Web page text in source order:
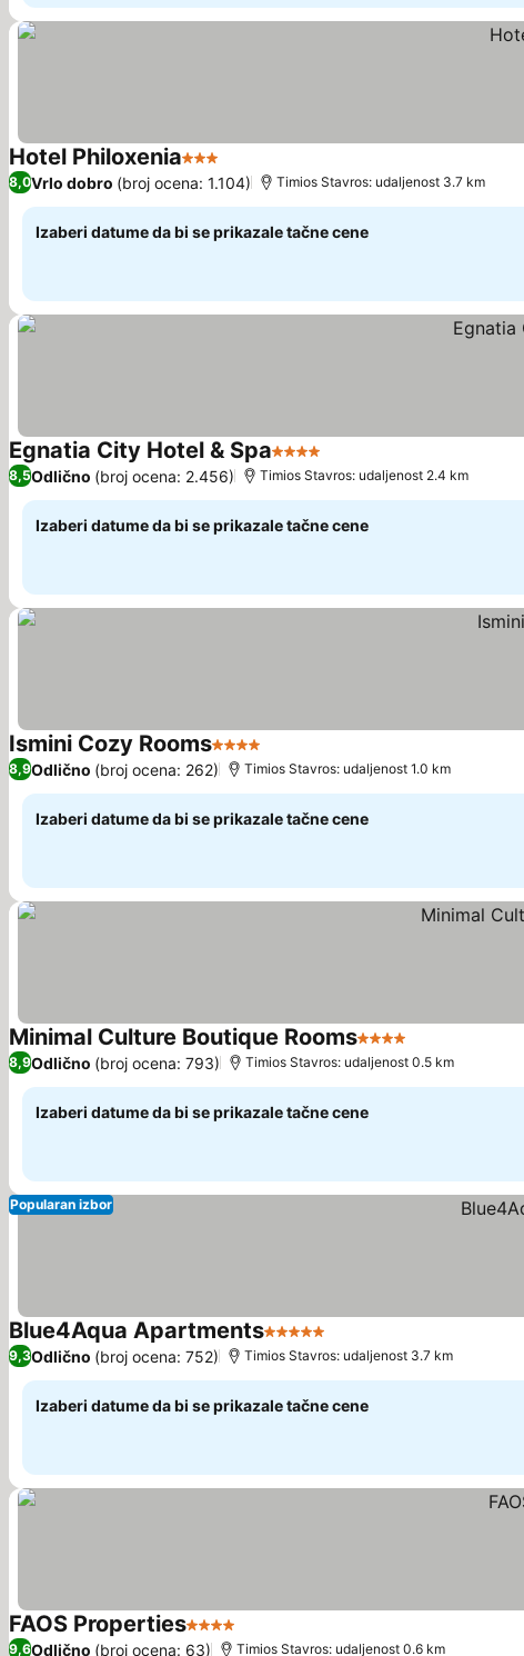
Hotel Philoxenia3 Zvezdice
8,0Vrlo dobro (broj ocena: 1.104) Τimios Stavros: udaljenost 3.7 km
Izaberi datume da bi se prikazale tačne cene
Egnatia City Hotel & Spa4 Zvezdice
8,5Odlično (broj ocena: 2.456) Τimios Stavros: udaljenost 2.4 km
Izaberi datume da bi se prikazale tačne cene
Ismini Cozy Rooms4 Zvezdice
8,9Odlično (broj ocena: 262) Τimios Stavros: udaljenost 1.0 km
Izaberi datume da bi se prikazale tačne cene
Minimal Culture Boutique Rooms4 Zvezdice
8,9Odlično (broj ocena: 793) Τimios Stavros: udaljenost 0.5 km
Izaberi datume da bi se prikazale tačne cene
Popularan izbor
Blue4Aqua Apartments5 Zvezdice
9,3Odlično (broj ocena: 752) Τimios Stavros: udaljenost 3.7 km
Izaberi datume da bi se prikazale tačne cene
FAOS Properties4 Zvezdice
9,6Odlično (broj ocena: 63) Τimios Stavros: udaljenost 0.6 km